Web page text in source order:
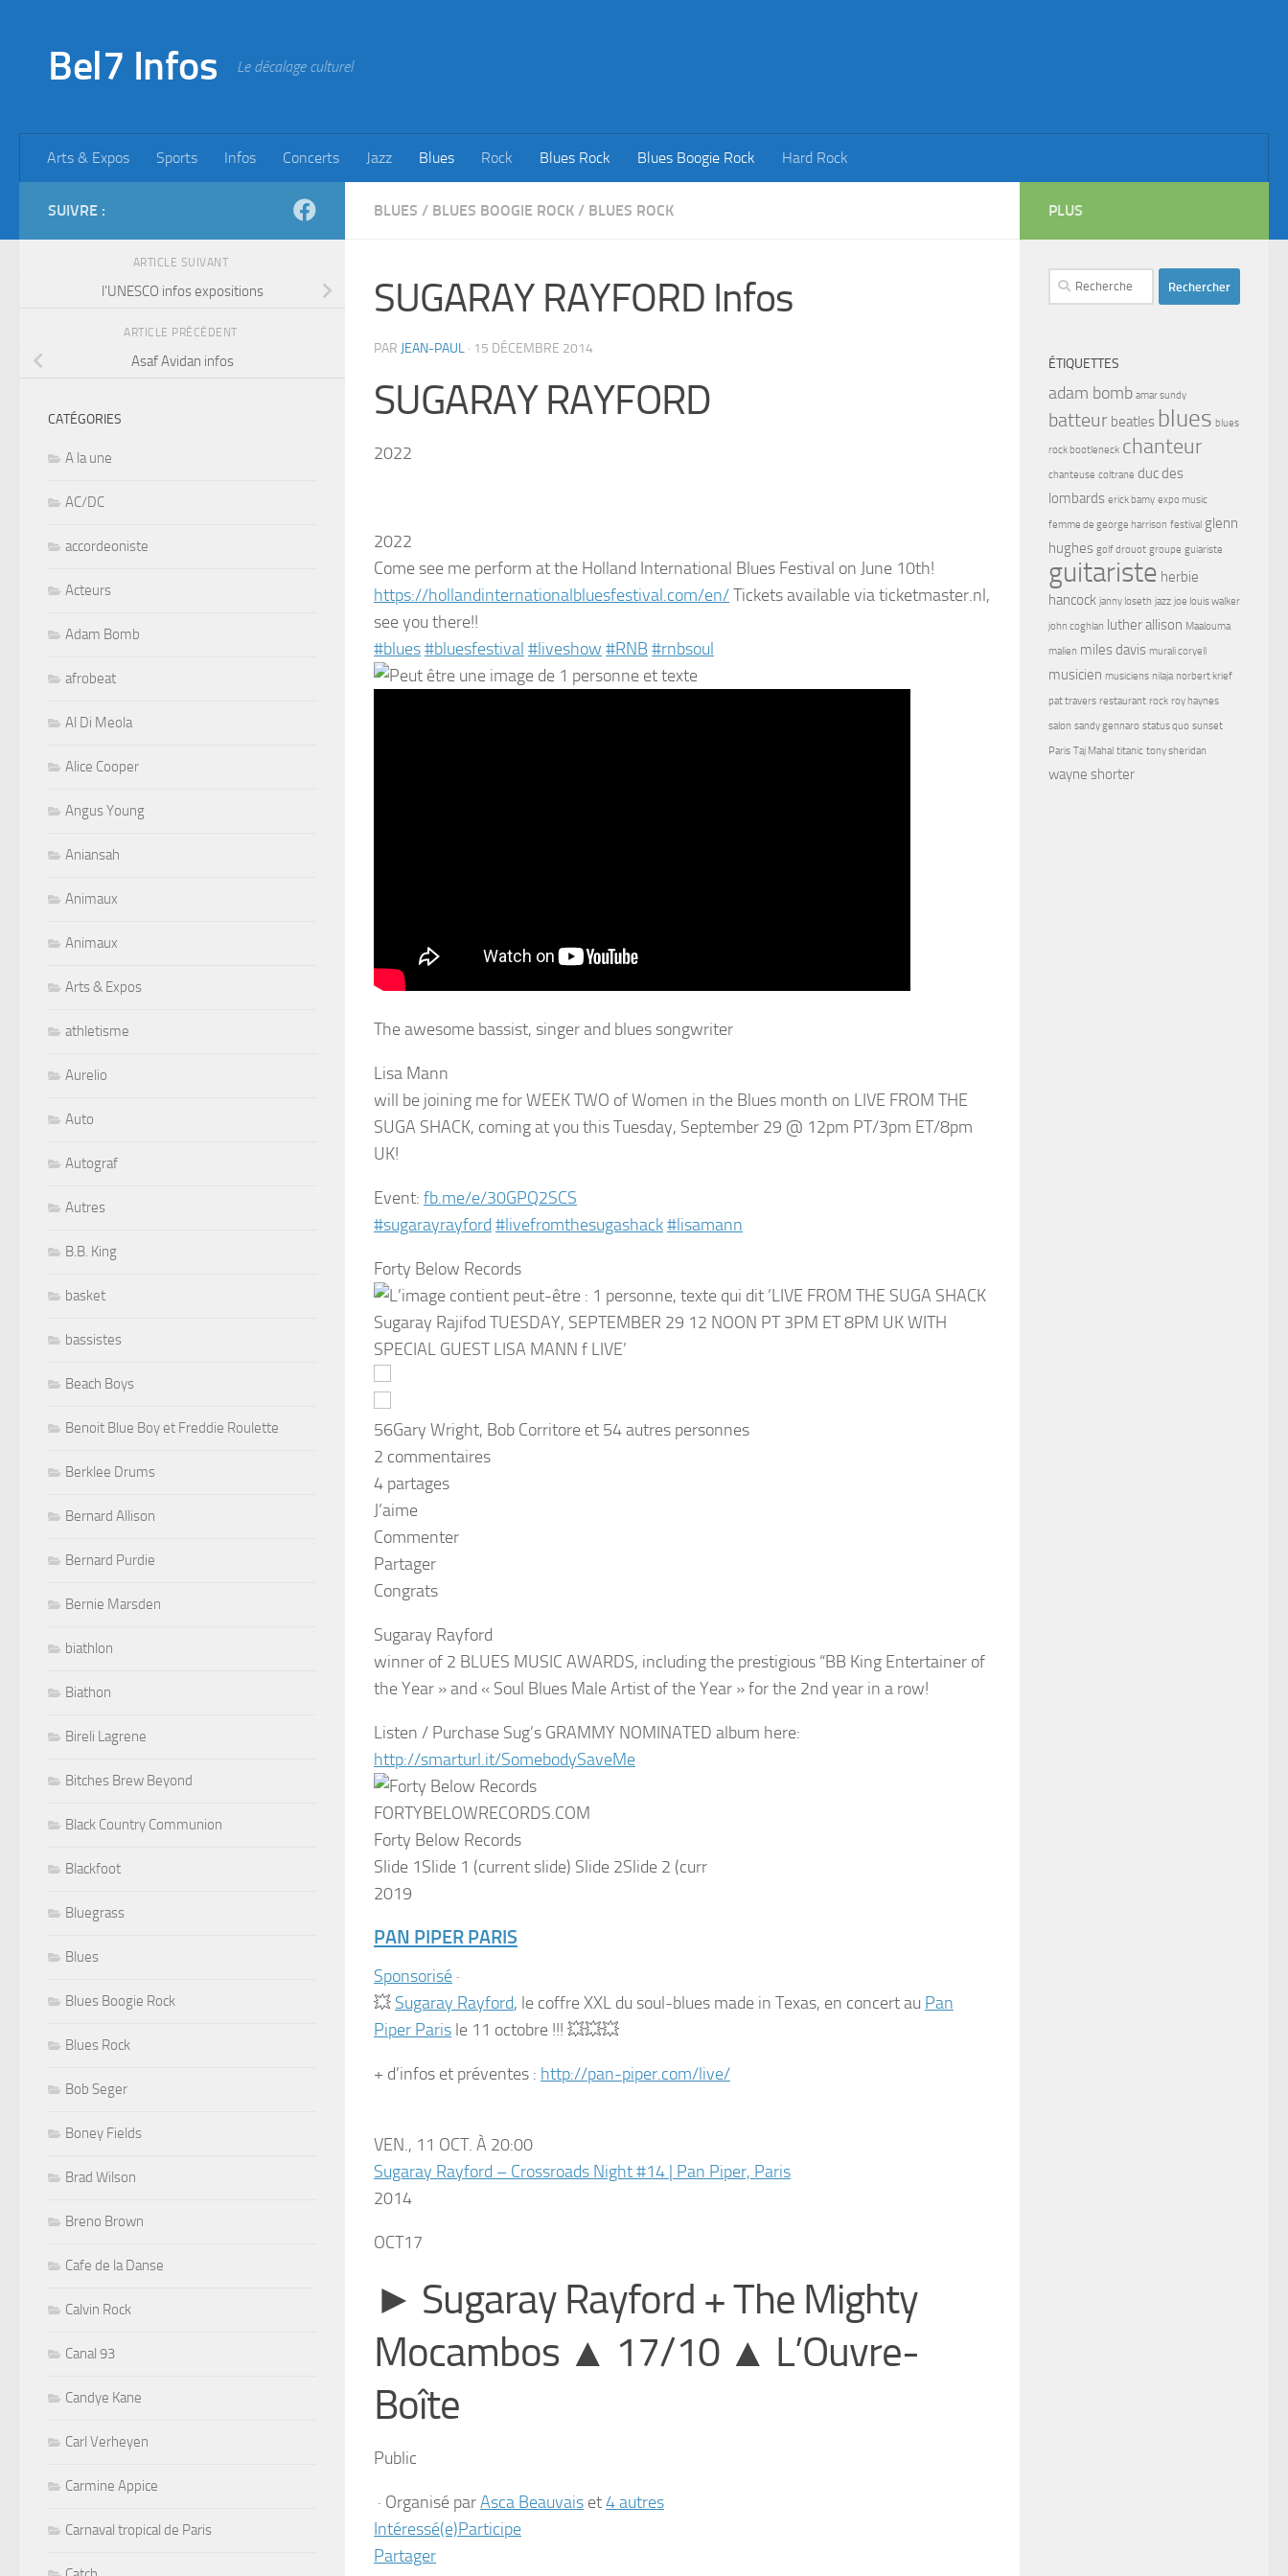
Bel7 Infos Le décalage culturel
Arts & Expos Sports Infos Concerts Jazz Blues Rock Blues Rock Blues Boogie Rock Hard Rock
BLUES / BLUES BOOGIE ROCK / BLUES ROCK
SUGARAY RAYFORD Infos
PAR JEAN-PAUL · 15 DÉCEMBRE 2014
SUGARAY RAYFORD
2022
2022
Come see me perform at the Holland International Blues Festival on June 10th!
https://hollandinternationalbluesfestival.com/en/Tickets available via ticketmaster.nl,
see you there!!
#blues#bluesfestival #liveshow #RNB #rnbsoul
The awesome bassist, singer and blues songwriter
Lisa Mann
will be joining me for WEEK TWO of Women in the Blues month on LIVE FROM THE
SUGA SHACK, coming at you this Tuesday, September 29 @ 12pm PT/3pm ET/8pm
UK!
Event: fb.me/e/30GPQ2SCS
#sugarayrayford #livefromthesugashack#lisamann
Forty Below Records
56Gary Wright, Bob Corritore et 54 autres personnes
2 commentaires
4 partages
J’aime
Commenter
Partager
Congrats
Sugaray Rayford
winner of 2 BLUES MUSIC AWARDS, including the prestigious “BB King Entertainer of
the Year » and « Soul Blues Male Artist of the Year » for the 2nd year in a row!
Listen / Purchase Sug’s GRAMMY NOMINATED album here:
http://smarturl.it/SomebodySaveMe
FORTYBELOWRECORDS.COM
Forty Below Records
Slide 1Slide 1 (current slide) Slide 2Slide 2 (curr
2019
PAN PIPER PARIS
Sponsorisé ·
💥 Sugaray Rayford, le coffre XXL du soul-blues made in Texas, en concert au Pan
Piper Paris le 11 octobre !!! 💥💥💥
+ d’infos et préventes : http://pan-piper.com/live/
VEN., 11 OCT. À 20:00
Sugaray Rayford – Crossroads Night #14 | Pan Piper, Paris
2014
OCT17
► Sugaray Rayford + The Mighty
Mocambos ▲ 17/10 ▲ L’Ouvre-
Boîte
Public
· Organisé parAsca Beauvais et4 autres
Intéressé(e)Participe
Partager
SUIVRE :
ARTICLE SUIVANT
l’UNESCO infos expositions
ARTICLE PRÉCÉDENT
Asaf Avidan infos
CATÉGORIES
A la une
AC/DC
accordeoniste
Acteurs
Adam Bomb
afrobeat
Al Di Meola
Alice Cooper
Angus Young
Aniansah
Animaux
Animaux
Arts & Expos
athletisme
Aurelio
Auto
Autograf
Autres
B.B. King
basket
bassistes
Beach Boys
Benoit Blue Boy et Freddie Roulette
Berklee Drums
Bernard Allison
Bernard Purdie
Bernie Marsden
biathlon
Biathon
Bireli Lagrene
Bitches Brew Beyond
Black Country Communion
Blackfoot
Bluegrass
Blues
Blues Boogie Rock
Blues Rock
Bob Seger
Boney Fields
Brad Wilson
Breno Brown
Cafe de la Danse
Calvin Rock
Canal 93
Candye Kane
Carl Verheyen
Carmine Appice
Carnaval tropical de Paris
PLUS
Rechercher :
ÉTIQUETTES
adam bomb amar sundy
batteur beatles blues blues
rock bootleneck chanteur
chanteuse coltrane duc des
lombards erick bamy expo music
femme de george harrison festival glenn
hughes golf drouot groupe guiariste
guitariste herbie
hancock janny loseth jazz joe louis walker
john coghlan luther allison Maalouma
malien miles davis murali coryell
musicien musiciens nilaja norbert krief
pat travers restaurant rock roy haynes
salon sandy gennaro status quo sunset
Paris Taj Mahal titanic tony sheridan
wayne shorter